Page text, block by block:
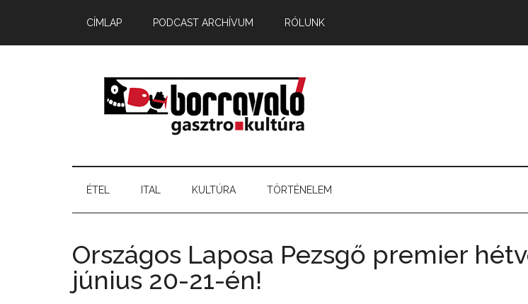
CÍMLAP PODCAST ARCHÍVUM RÓLUNK
ÉTEL ITAL KULTÚRA TÖRTÉNELEM
Országos Laposa Pezsgő premier
június 20-21-én!